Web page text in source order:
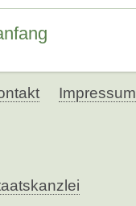
Impressum